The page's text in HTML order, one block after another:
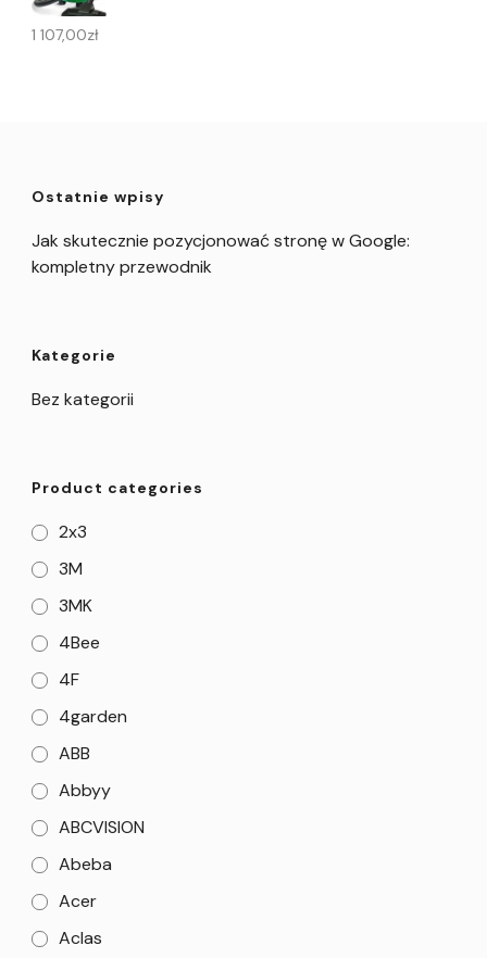
1 107,00zł
Ostatnie wpisy
Jak skutecznie pozycjonować stronę w Google:
kompletny przewodnik
Kategorie
Bez kategorii
Product categories
2x3
3M
3MK
4Bee
4F
4garden
ABB
Abbyy
ABCVISION
Abeba
Acer
Aclas